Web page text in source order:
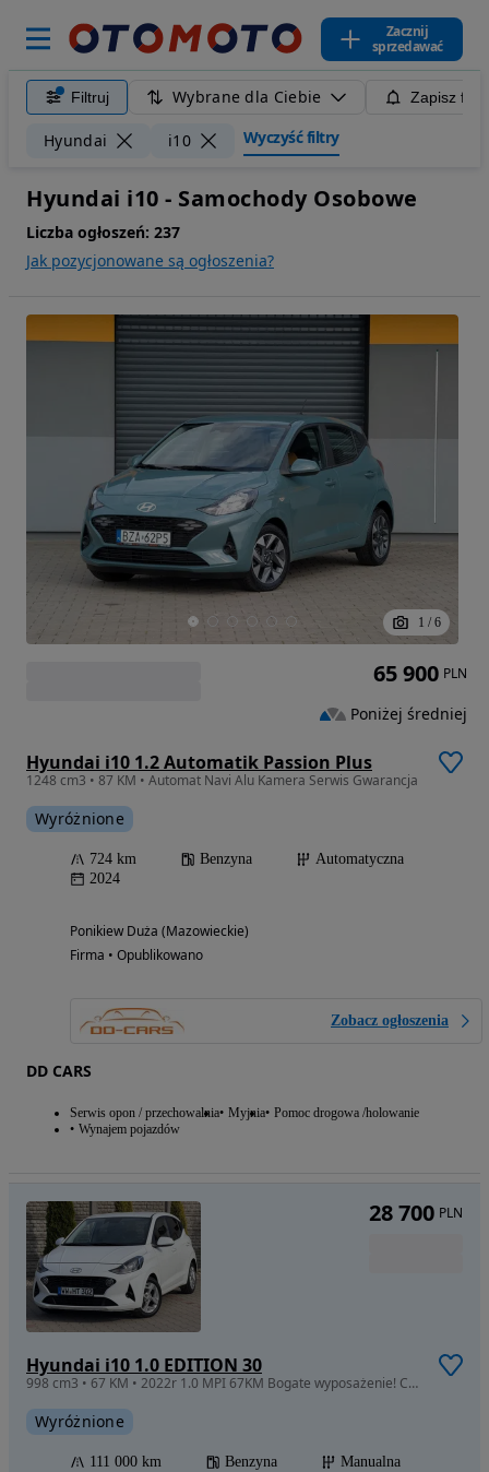
Zacznij
sprzedawać
Filtruj Wybrane dla Ciebie Zapisz
Hyundai i10 Wyczyść filtry
Hyundai i10 - Samochody Osobowe
Liczba ogłoszeń: 237
Jak pozycjonowane są ogłoszenia?
1 / 6
Hyundai i10 1.2 Automatik Passion Plus
1248 cm3 • 87 KM • Automat Navi Alu Kamera Serwis Gwarancja
Wyróżnione
724 km Benzyna
Automatyczna
2024
Ponikiew Duża (Mazowieckie)
Firma • Opublikowano
Zobacz ogłoszenia
DD CARS
Serwis opon / przechowalnia Myjnia Pomoc drogowa /holowanie
Wynajem pojazdów
65 900 PLN
Poniżej średniej
Hyundai i10 1.0 EDITION 30
998 cm3 • 67 KM • 2022r 1.0 MPI 67KM Bogate wyposażenie! CarPlay • Klimatronic • LED
Wyróżnione
111 000 km Benzyna
Manualna
28 700 PLN